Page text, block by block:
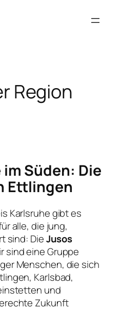
Region
Süden: Die
Ettlingen
Karlsruhe gibt es
alle, die jung,
sind: DieJusos
sind eine Gruppe
Menschen, die sich
Karlsbad,
und
Zukunft